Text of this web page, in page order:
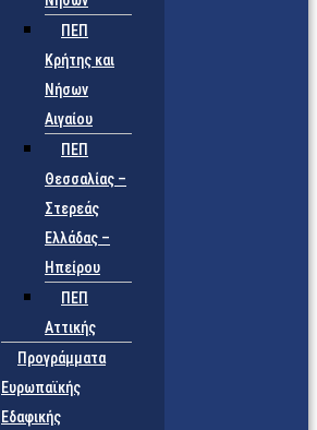
ΠΕΠ
Κρήτης και
Νήσων
Αιγαίου
ΠΕΠ
Θεσσαλίας –
Στερεάς
Ελλάδας –
Ηπείρου
ΠΕΠ
Αττικής
Προγράμματα
Ευρωπαϊκής
Εδαφικής